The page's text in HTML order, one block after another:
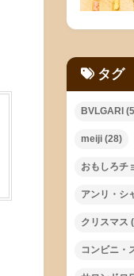
タグ
BVLGARI
meiji (28)
おもしろチ
アンリ・シ
クリスマス
コンビニ・